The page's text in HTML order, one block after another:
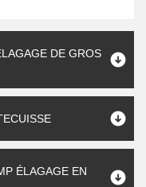
DE GROS
ÉLAGAGE EN